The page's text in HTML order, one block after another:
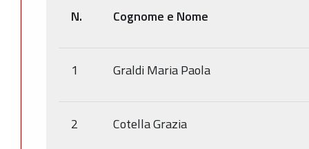
N. Cognome e Nome
1 Graldi Maria Paola
2 Cotella Grazia